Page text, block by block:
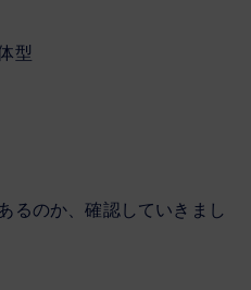
型
るのか、確認していきまし